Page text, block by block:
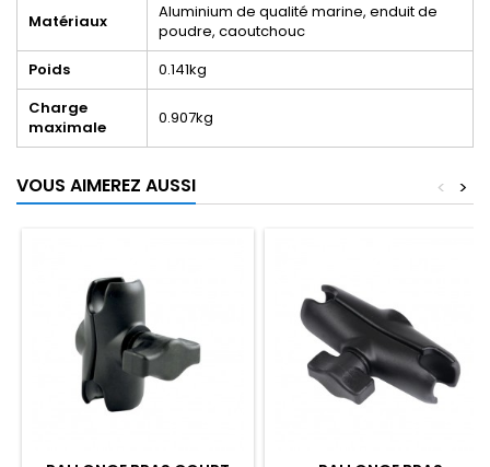
Matériaux
Aluminium de qualité marine, enduit de
poudre, caoutchouc
Poids
0.141kg
Charge
maximale
0.907kg
VOUS AIMEREZ AUSSI >
<